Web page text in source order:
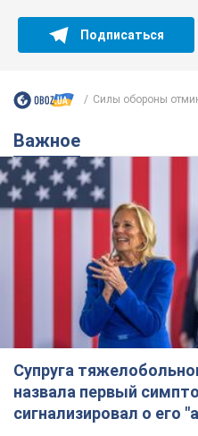
Подписаться
Силы обороны
Важное
Супруга
назвала первый
сигнализировал о его